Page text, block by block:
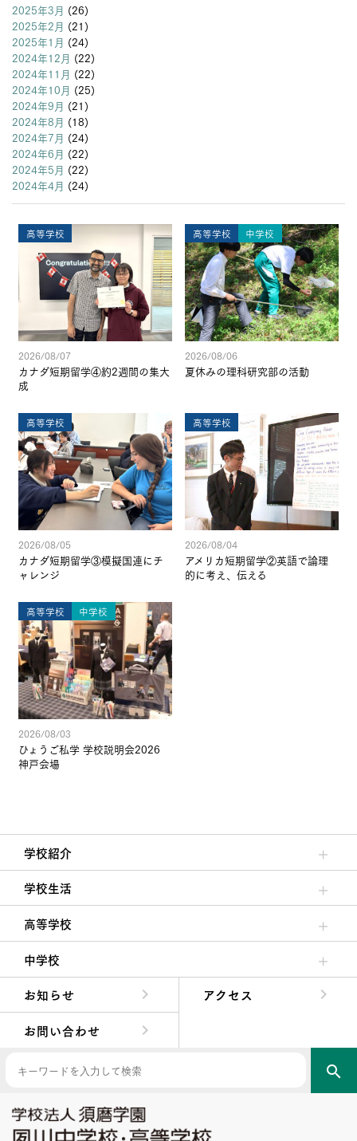
2025年3月 (26)
2025年2月 (21)
2025年1月 (24)
2024年12月 (22)
2024年11月 (22)
2024年10月 (25)
2024年9月 (21)
2024年8月 (18)
2024年7月 (24)
2024年6月 (22)
2024年5月 (22)
2024年4月 (24)
高等学校
2026/08/07
カナダ短期留学④約2週間の集大
成
高等学校 中学校
2026/08/06
夏休みの理科研究部の活動
高等学校
2026/08/05
カナダ短期留学③模擬国連にチ
ャレンジ
高等学校
2026/08/04
アメリカ短期留学②英語で論理
的に考え、伝える
高等学校 中学校
2026/08/03
ひょうご私学 学校説明会2026
神戸会場
学校紹介
理事長/学園長メッセージ
安心して任せられる学校
沿革
施設・設備
大学合格実績
学校生活
クラブ活動・生徒会活動
夙川ブログ
制服紹介
夙川カレンダー
高等学校
高校校長からの挨拶
高校の教育方針／特色
特進コース／進学コース
年間行事
先輩たちの声・生徒たちの声
中学校
中学校長からの挨拶
中学校の教育方針／特色
Aコース／Bコース
年間行事
先輩たちの声・生徒たちの声
お知らせ
アクセス
お問い合わせ
search